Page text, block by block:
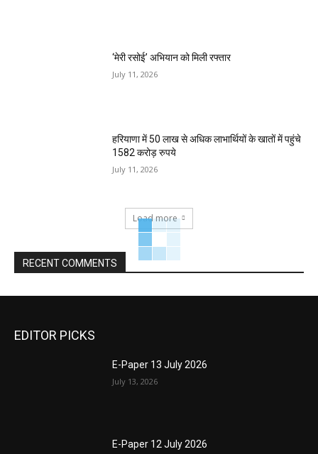
‘मेरी रसोई’ अभियान को मिली रफ्तार
July 11, 2026
हरियाणा में 50 लाख से अधिक लाभार्थियों के खातों में पहुंचे
1582 करोड़ रुपये
July 11, 2026
Load more
RECENT COMMENTS
EDITOR PICKS
E-Paper 13 July 2026
July 13, 2026
E-Paper 12 July 2026